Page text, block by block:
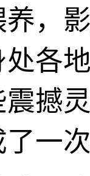
养，
处各
震撼
了一